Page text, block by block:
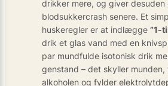
drikker mere, og giver desuden
blodsukkercrash senere. Et
huskeregler er at indlægge ”1-
drik et glas vand med en
par mundfulde isotonisk drik
genstand – det skyller
alkoholen og fylder